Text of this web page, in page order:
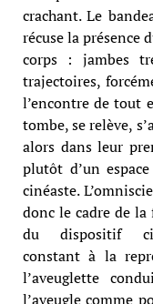
crachant. Le
récuse la présence
corps : jambes
trajectoires,
l’encontre de tout
tombe, se relève,
alors dans leur
plutôt d’un
cinéaste.
donc le cadre de
du dispositif
constant à la
l’aveuglette
l’aveugle comme